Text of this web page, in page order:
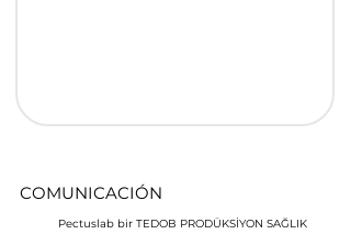
COMUNICACIÓN
Pectuslab bir TEDOB PRODÜKSİYON SAĞLIK